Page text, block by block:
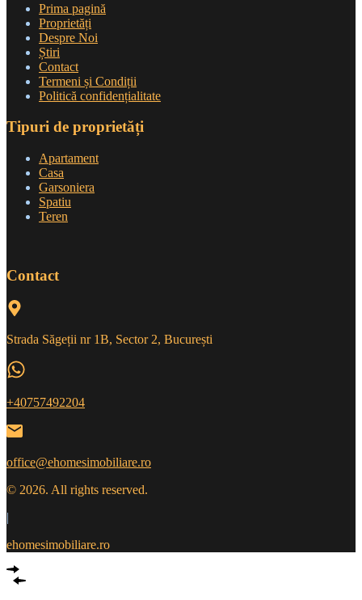
Prima pagină
Proprietăți
Despre Noi
Știri
Contact
Termeni și Condiții
Politică confidențialitate
Tipuri de proprietăți
Apartament
Casa
Garsoniera
Spatiu
Teren
Contact
Strada Săgeții nr 1B, Sector 2, București
+40757492204
office@ehomesimobiliare.ro
© 2026. All rights reserved.
|
ehomesimobiliare.ro